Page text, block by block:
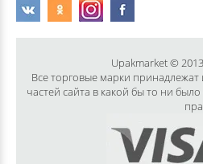
Upakmarket ©
Все торговые марки
частей сайта в какой бы то ни